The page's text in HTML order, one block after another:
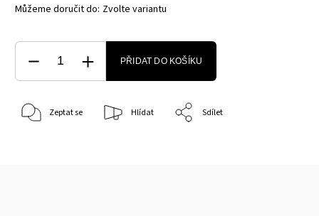
Můžeme doručit do: Zvolte variantu
PŘIDAT DO KOŠÍKU
Zeptat se Hlídat Sdílet